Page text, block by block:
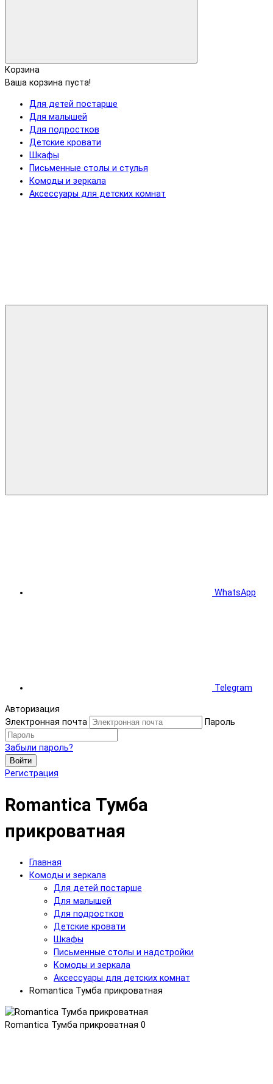
Корзина
Ваша корзина пуста!
Для детей постарше
Для малышей
Для подростков
Детские кровати
Шкафы
Письменные столы и стулья
Комоды и зеркала
Аксессуары для детских комнат
WhatsApp
Telegram
Авторизация
Электронная почта
Пароль
Забыли пароль?
Войти
Регистрация
Romantica Тумба
прикроватная
Главная
Комоды и зеркала
Для детей постарше
Для малышей
Для подростков
Детские кровати
Шкафы
Письменные столы и надстройки
Комоды и зеркала
Аксессуары для детских комнат
Romantica Тумба прикроватная
Romantica Тумба прикроватная 0